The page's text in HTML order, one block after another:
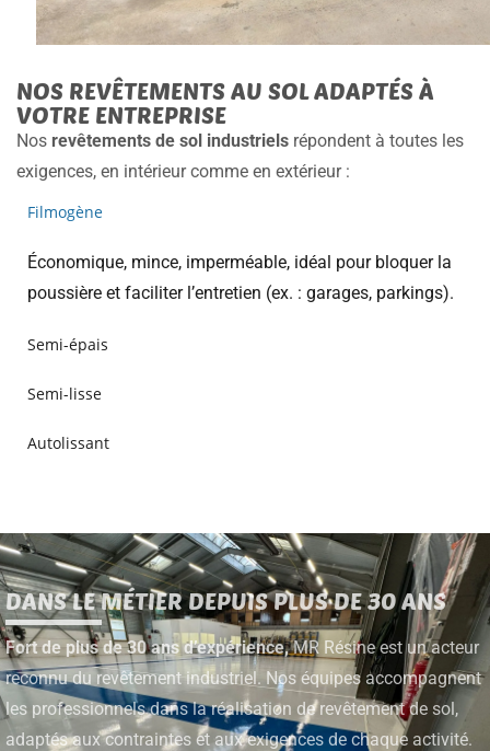
NOS REVÊTEMENTS AU SOL ADAPTÉS À
VOTRE ENTREPRISE
Nos revêtements de sol industriels répondent à toutes les
exigences, en intérieur comme en extérieur :
Filmogène
Économique, mince, imperméable, idéal pour bloquer la
poussière et faciliter l’entretien (ex. : garages, parkings).
Semi-épais
Semi-lisse
Autolissant
DANS LE MÉTIER DEPUIS PLUS DE 30 ANS
Fort de plus de 30 ans d’expérience,MR Résine est un acteur
reconnu du revêtement industriel. Nos équipes accompagnent
les professionnels dans la réalisation de revêtement de sol,
adaptés aux contraintes et aux exigences de chaque activité.